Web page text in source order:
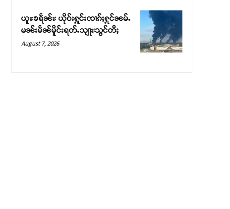
ယူႊၶရဵၼ်ႊ ယိုဝ်းႁူင်းၸၢၵ်ႈႁုင်ၼမ်ႉ
မၼ်းမဵၼ်မိူင်းရတ်ႉသျႃႊသွင်တီႈ
August 7, 2026